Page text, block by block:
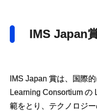
IMS Japan
IMS Japan 賞は、国際
Learning Consortium の
範をとり、テクノロジ